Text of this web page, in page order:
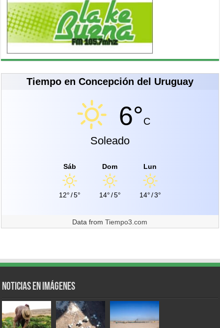
Tiempo en Concepción del Uruguay
6°C
Soleado
Sáb
12°/5°
Dom
14°/5°
Lun
14°/3°
Data fromTiempo3.com
Noticias en Imágenes